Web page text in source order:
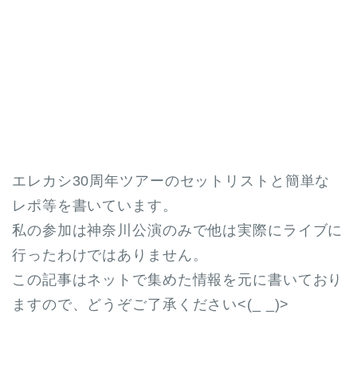
エレカシ30周年ツアーのセットリストと簡単な
レポ等を書いています。
私の参加は神奈川公演のみで他は実際にライブに
行ったわけではありません。
この記事はネットで集めた情報を元に書いており
ますので、どうぞご了承ください<(_ _)>